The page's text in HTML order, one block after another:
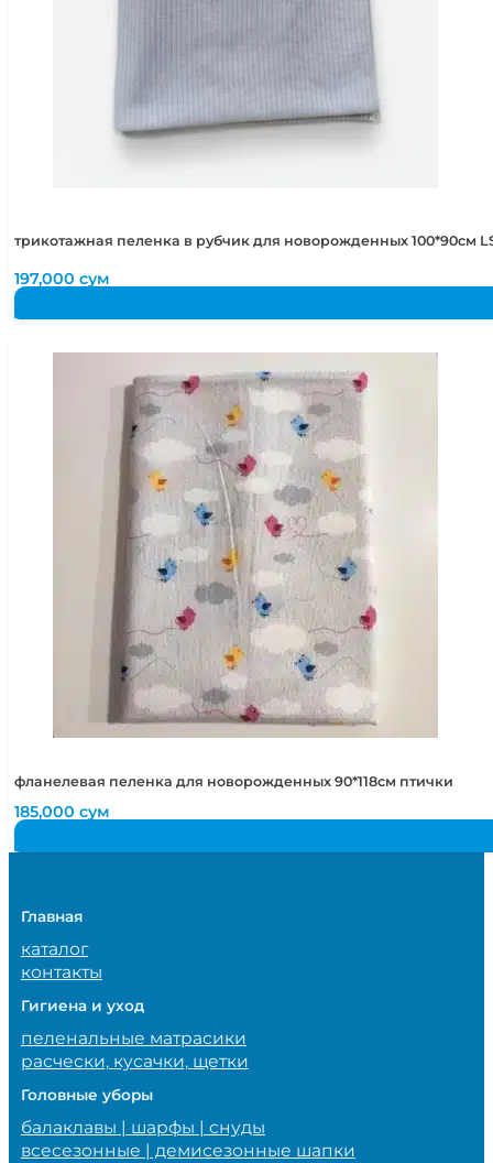
трикотажная пеленка в рубчик для новорожденных 100*90см
197,000сум
фланелевая пеленка для новорожденных 90*118см птички
185,000сум
Главная
каталог
контакты
Гигиена и уход
пеленальные матрасики
расчески, кусачки, щетки
Головные уборы
балаклавы | шарфы | снуды
всесезонные | демисезонные шапки